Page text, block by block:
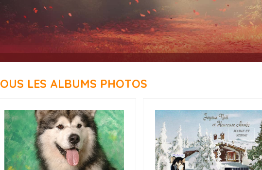
TOUS LES ALBUMS PHOTOS